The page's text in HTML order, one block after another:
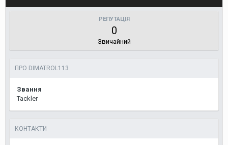
РЕПУТАЦІЯ
0
Звичайний
ПРО DIMATROL113
Звання
Tackler
КОНТАКТИ